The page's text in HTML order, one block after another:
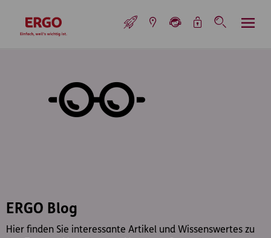
zur Startseite
ERGO Blog
Hier finden Sie interessante Artikel und Wissenswertes zu